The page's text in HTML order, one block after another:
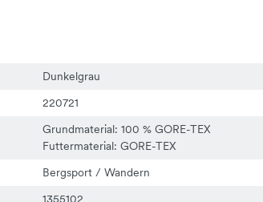
Dunkelgrau
220721
Grundmaterial: 100 % GORE-TEX
Futtermaterial: GORE-TEX
Bergsport / Wandern
1355102